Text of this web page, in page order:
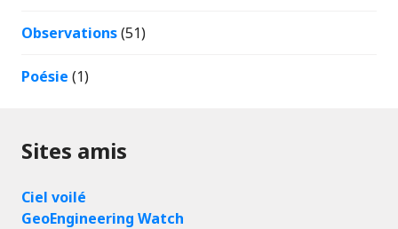
Observations(51)
Poésie (1)
Sites amis
Ciel voilé
GeoEngineering Watch